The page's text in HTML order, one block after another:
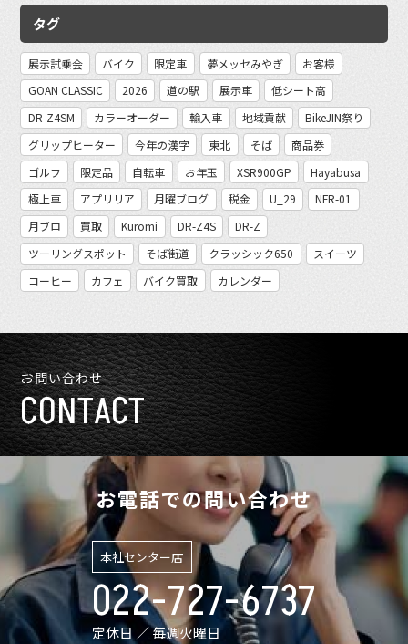
タグ
展示試乗会 バイク 限定車 夢メッセみやぎ
お客様
GOAN CLASSIC
2026 道の駅 展示車
低シート高
DR-Z4SM
カラーオーダー 輸入車 地域貢献
BikeJIN祭り
グリップヒーター
今年の漢字 東北 そば
商品券
ゴルフ
限定品 自転車 お年玉 XSR900GP
Hayabusa
極上車
アプリリア 月曜ブログ 税金 U_29
NFR-01
月ブロ
買取 Kuromi DR-Z4S
DR-Z
ツーリングスポット
そば街道 クラッシック650
スイーツ
コーヒー
カフェ バイク買取 カレンダー
お問い合わせ
CONTACT
お電話での問い合わせ
本社センター店
022-727-6737
定休日 ／ 毎週火曜日